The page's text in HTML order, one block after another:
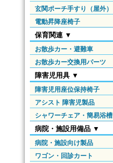
玄関ポーチ手すり（屋外）
電動昇降座椅子
保育関連 ▼
お散歩カー・避難車
お散歩カー交換用パーツ
障害児用具 ▼
障害児用座位保持椅子
アシスト 障害児製品
シャワーチェア・簡易浴槽
病院・施設用備品 ▼
病院・施設向け製品
ワゴン・回診カート